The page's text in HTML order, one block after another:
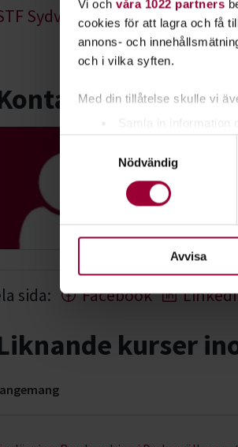
Vi och våra 1022 partners
cookies för att lagra och få
annons- och
och i vilka syften.
Med din tillåtelse skulle vi
Samla in
Ta reda på mer om hur
eller dra tillbaka ditt
För att du ska få en så bra
Nödvändig
Avvisa
Sydvästra Skånes
Åsa
Projektledare
Skicka e-post
sida: Facebook
kurser